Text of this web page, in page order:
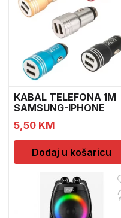
KABAL TELEFONA 1M
SAMSUNG-IPHONE
5,50 KM
Dodaj u košaricu